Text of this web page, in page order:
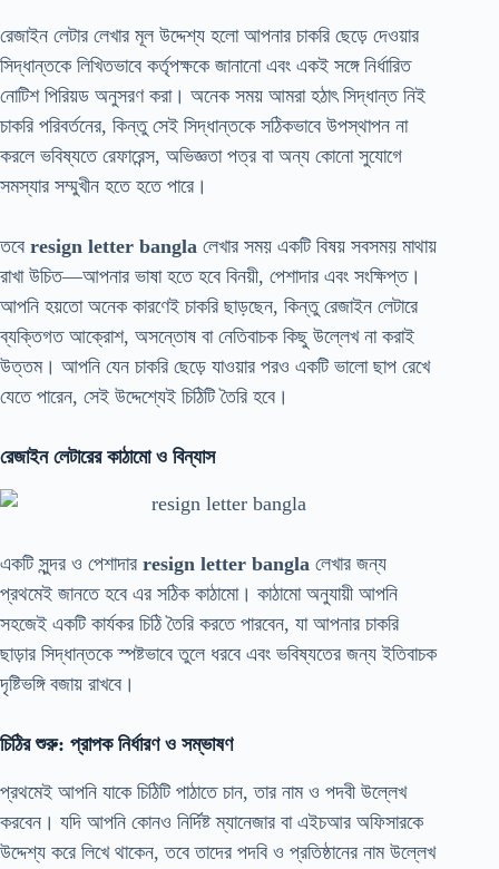
রেজাইন লেটার লেখার মূল উদ্দেশ্য হলো আপনার চাকরি ছেড়ে দেওয়ার
সিদ্ধান্তকে লিখিতভাবে কর্তৃপক্ষকে জানানো এবং একই সঙ্গে নির্ধারিত
নোটিশ পিরিয়ড অনুসরণ করা। অনেক সময় আমরা হঠাৎ সিদ্ধান্ত নিই
চাকরি পরিবর্তনের, কিন্তু সেই সিদ্ধান্তকে সঠিকভাবে উপস্থাপন না
করলে ভবিষ্যতে রেফারেন্স, অভিজ্ঞতা পত্র বা অন্য কোনো সুযোগে
সমস্যার সম্মুখীন হতে হতে পারে।
তবে resign letter bangla লেখার সময় একটি বিষয় সবসময় মাথায়
রাখা উচিত—আপনার ভাষা হতে হবে বিনয়ী, পেশাদার এবং সংক্ষিপ্ত।
আপনি হয়তো অনেক কারণেই চাকরি ছাড়ছেন, কিন্তু রেজাইন লেটারে
ব্যক্তিগত আক্রোশ, অসন্তোষ বা নেতিবাচক কিছু উল্লেখ না করাই
উত্তম। আপনি যেন চাকরি ছেড়ে যাওয়ার পরও একটি ভালো ছাপ রেখে
যেতে পারেন, সেই উদ্দেশ্যেই চিঠিটি তৈরি হবে।
রেজাইন লেটারের কাঠামো ও বিন্যাস
একটি সুন্দর ও পেশাদার resign letter bangla লেখার জন্য
প্রথমেই জানতে হবে এর সঠিক কাঠামো। কাঠামো অনুযায়ী আপনি
সহজেই একটি কার্যকর চিঠি তৈরি করতে পারবেন, যা আপনার চাকরি
ছাড়ার সিদ্ধান্তকে স্পষ্টভাবে তুলে ধরবে এবং ভবিষ্যতের জন্য ইতিবাচক
দৃষ্টিভঙ্গি বজায় রাখবে।
চিঠির শুরু: প্রাপক নির্ধারণ ও সম্ভাষণ
প্রথমেই আপনি যাকে চিঠিটি পাঠাতে চান, তার নাম ও পদবী উল্লেখ
করবেন। যদি আপনি কোনও নির্দিষ্ট ম্যানেজার বা এইচআর অফিসারকে
উদ্দেশ্য করে লিখে থাকেন, তবে তাদের পদবি ও প্রতিষ্ঠানের নাম উল্লেখ